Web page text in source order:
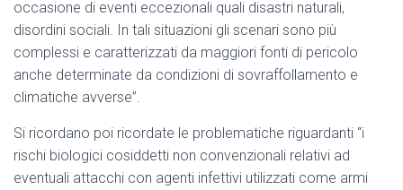
occasione di eventi eccezionali quali disastri naturali,
disordini sociali. In tali situazioni gli scenari sono più
complessi e caratterizzati da maggiori fonti di pericolo
anche determinate da condizioni di sovraffollamento e
climatiche avverse”.
Si ricordano poi ricordate le problematiche riguardanti “i
rischi biologici cosiddetti non convenzionali relativi ad
eventuali attacchi con agenti infettivi utilizzati come armi